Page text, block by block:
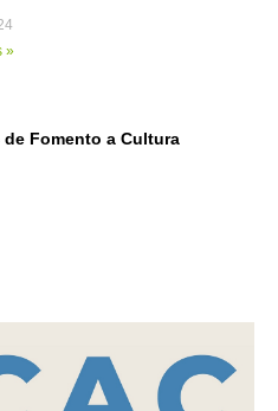
»
Fomento a Cultura